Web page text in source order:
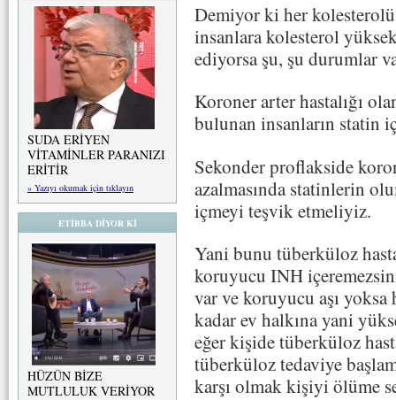
SUDA ERİYEN
VİTAMİNLER PARANIZI
ERİTİR
» Yazıyı okumak için tıklayın
ETİBBA DİYOR Kİ
HÜZÜN BİZE
MUTLULUK VERİYOR
Demiyor ki her
insanlara kolesterol
ediyorsa şu, şu durumlar
Koroner arter hastalığı
bulunan insanların statin
Sekonder proflakside
azalmasında statinlerin
içmeyi teşvik etmeliyiz.
Yani bunu tüberküloz
koruyucu INH
var ve koruyucu aşı yoksa
kadar ev halkına yani
eğer kişide tüberküloz
tüberküloz tedaviye
karşı olmak kişiyi ölüme